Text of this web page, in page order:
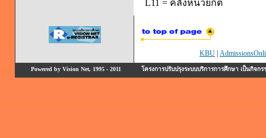
L11 = คลังหน่วยกิต
KBU
Powered by Vision Net, 1995 - 2011 โครงการปรับปรุงระบบบริการการศึกษา เป็นกิ